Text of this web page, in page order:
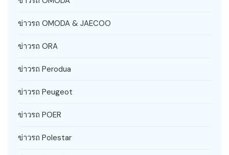
ข่าวรถ OMODA & JAECOO
ข่าวรถ ORA
ข่าวรถ Perodua
ข่าวรถ Peugeot
ข่าวรถ POER
ข่าวรถ Polestar